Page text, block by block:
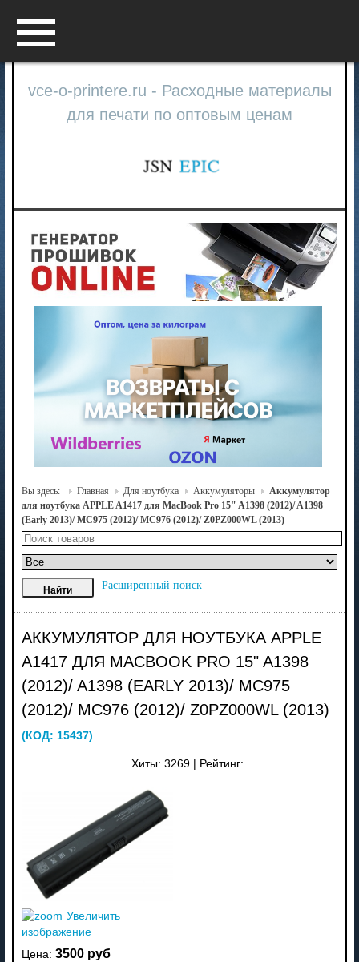
vce-o-printere.ru - Расходные материалы
для печати по оптовым ценам
Вы здесь: Главная Для ноутбука Аккумуляторы
Аккумулятор
для ноутбука APPLE A1417 для MacBook Pro 15" A1398 (2012)/ A1398
(Early 2013)/ MC975 (2012)/ MC976 (2012)/ Z0PZ000WL (2013)
Расширенный поиск
АККУМУЛЯТОР ДЛЯ НОУТБУКА APPLE
A1417 ДЛЯ MACBOOK PRO 15" A1398
(2012)/ A1398 (EARLY 2013)/ MC975
(2012)/ MC976 (2012)/ Z0PZ000WL (2013)
(КОД: 15437)
Хиты: 3269 Рейтинг:
Увеличить
изображение
Цена: 3500 руб